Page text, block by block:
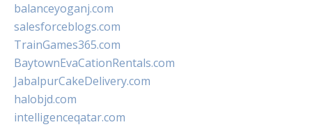
balanceyoganj.com
salesforceblogs.com
TrainGames365.com
BaytownEvaCationRentals.com
JabalpurCakeDelivery.com
halobjd.com
intelligenceqatar.com